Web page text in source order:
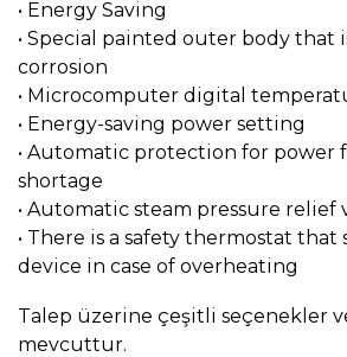
• Energy Saving
• Special painted outer body that
corrosion
• Microcomputer digital
• Energy-saving power setting
• Automatic protection for power
shortage
• Automatic steam pressure relief
• There is a safety thermostat
device in case of overheating
Talep üzerine çeşitli seçenekler
mevcuttur.